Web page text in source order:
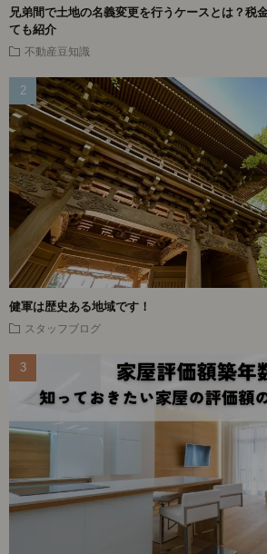
兄弟間で土地の名義変更を行うケースとは？税
ても紹介
不動産豆知識
健軍は歴史ある地域です！
スタッフブログ